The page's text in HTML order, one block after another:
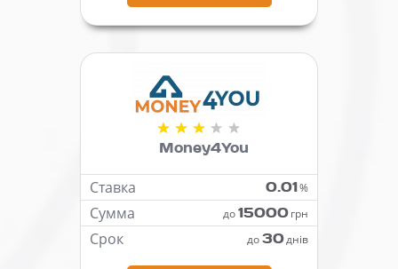
Money4You
Ставка 0.01%
Сумма до15000грн
Срок до30днів